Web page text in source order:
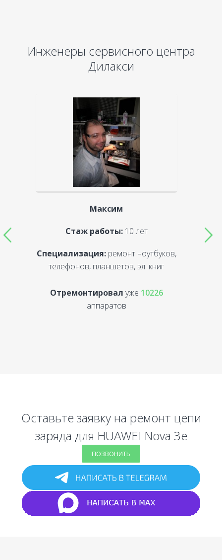
Инженеры сервисного центра
Дилакси
Максим
Стаж работы:10 лет
Специализация:ремонт ноутбуков,
телефонов, планшетов, эл. книг
Отремонтировал уже 10226
аппаратов
Оставьте заявку на ремонт цепи
заряда для HUAWEI Nova 3e
ПОЗВОНИТЬ